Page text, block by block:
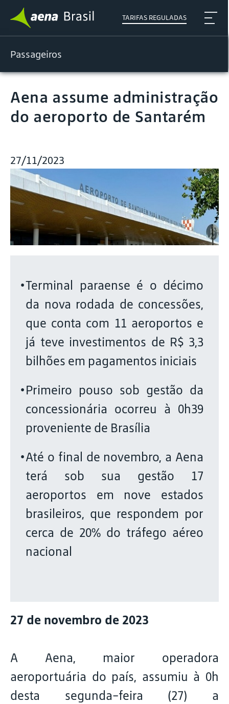
TARIFAS REGULADAS
Passageiros
Aena assume administração
do aeroporto de Santarém
27/11/2023
Terminal paraense é o décimo
da nova rodada de concessões,
que conta com 11 aeroportos e
já teve investimentos de R$ 3,3
bilhões em pagamentos iniciais
Primeiro pouso sob gestão da
concessionária ocorreu à 0h39
proveniente de Brasília
Até o final de novembro, a Aena
terá sob sua gestão 17
aeroportos em nove estados
brasileiros, que respondem por
cerca de 20% do tráfego aéreo
nacional
27 de novembro de 2023
A Aena, maior operadora
aeroportuária do país, assumiu à 0h
desta segunda-feira (27) a